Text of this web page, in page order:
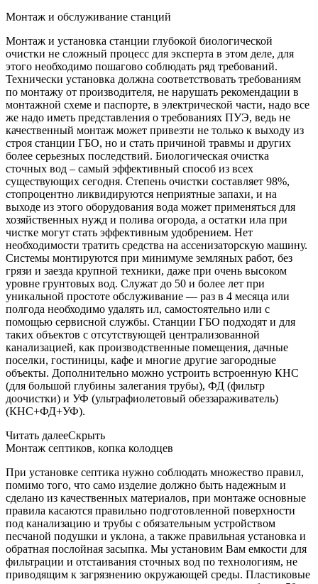
Монтаж и обслуживание станций
Монтаж и установка станции глубокой биологической
очистки не сложный процесс для эксперта в этом деле, для
этого необходимо пошагово соблюдать ряд требований.
Технически установка должна соответствовать требованиям
по монтажу от производителя, не нарушать рекомендации в
монтажной схеме и паспорте, в электрической части, надо все
же надо иметь представления о требованиях ПУЭ, ведь не
качественный монтаж может привезти не только к выходу из
строя станции ГБО, но и стать причиной травмы и других
более серьезных последствий. Биологическая очистка
сточных вод – самый эффективный способ из всех
существующих сегодня. Степень очистки составляет 98%,
стопроцентно ликвидируются неприятные запахи, и на
выходе из этого оборудования вода может применяться для
хозяйственных нужд и полива огорода, а остатки ила при
чистке могут стать эффективным удобрением. Нет
необходимости тратить средства на ассенизаторскую машину.
Системы монтируются при минимуме земляных работ, без
грязи и заезда крупной техники, даже при очень высоком
уровне грунтовых вод. Служат до 50 и более лет при
уникальной простоте обслуживание — раз в 4 месяца или
полгода необходимо удалять ил, самостоятельно или с
помощью сервисной службы. Станции ГБО подходят и для
таких объектов с отсутствующей централизованной
канализацией, как производственные помещения, дачные
поселки, гостиницы, кафе и многие другие загородные
объекты. Дополнительно можно устроить встроенную КНС
(для большой глубины залегания трубы), ФД (фильтр
доочистки) и УФ (ультрафиолетовый обеззараживатель)
(КНС+ФД+УФ).
Читать далееСкрыть
Монтаж септиков, копка колодцев
При установке септика нужно соблюдать множество правил,
помимо того, что само изделие должно быть надежным и
сделано из качественных материалов, при монтаже основные
правила касаются правильно подготовленной поверхности
под канализацию и трубы с обязательным устройством
песчаной подушки и уклона, а также правильная установка и
обратная послойная засыпка. Мы установим Вам емкости для
фильтрации и отстаивания сточных вод по технологиям, не
приводящим к загрязнению окружающей среды. Пластиковые